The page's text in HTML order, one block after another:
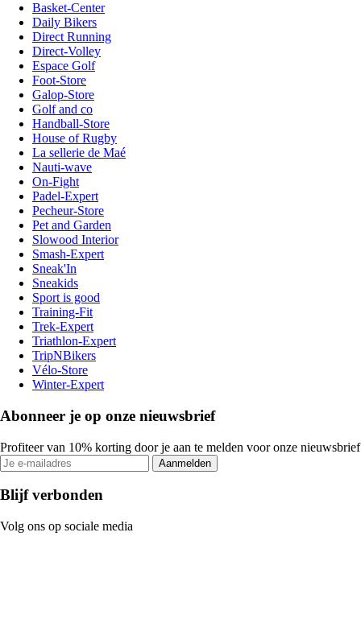
Basket-Center
Daily Bikers
Direct Running
Direct-Volley
Espace Golf
Foot-Store
Galop-Store
Golf and co
Handball-Store
House of Rugby
La sellerie de Maé
Nauti-wave
On-Fight
Padel-Expert
Pecheur-Store
Pet and Garden
Slowood Interior
Smash-Expert
Sneak'In
Sneakids
Sport is good
Training-Fit
Trek-Expert
Triathlon-Expert
TripNBikers
Vélo-Store
Winter-Expert
Abonneer je op onze nieuwsbrief
Profiteer van 10% korting door je aan te melden voor onze nieuwsbrief
Aanmelden
Blijf verbonden
Volg ons op sociale media